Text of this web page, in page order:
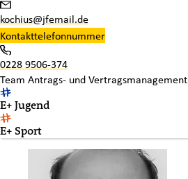
kochius@jfemail.de
Kontakttelefonnummer
0228 9506-374
Team Antrags- und Vertragsmanagement
E+ Jugend
E+ Sport